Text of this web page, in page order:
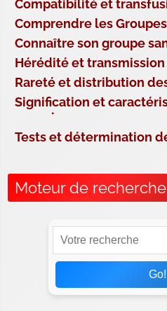
Compatibilité et
Comprendre les
Connaître son groupe
Hérédité et
Rareté et distribution
Signification et
sanguins
Tests et détermination
Moteur de recherche
Go!